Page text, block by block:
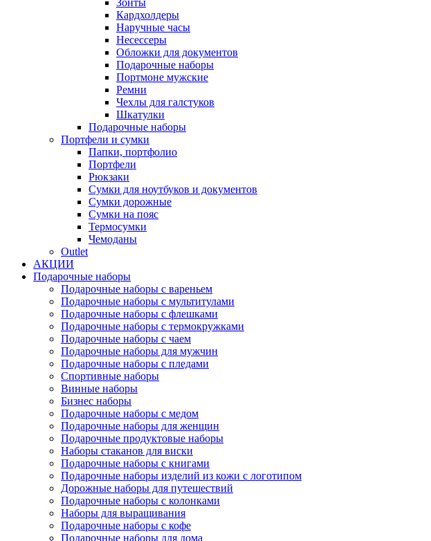
Зонты
Кардхолдеры
Наручные часы
Несессеры
Обложки для документов
Подарочные наборы
Портмоне мужские
Ремни
Чехлы для галстуков
Шкатулки
Подарочные наборы
Портфели и сумки
Папки, портфолио
Портфели
Рюкзаки
Сумки для ноутбуков и документов
Сумки дорожные
Сумки на пояс
Термосумки
Чемоданы
Outlet
АКЦИИ
Подарочные наборы
Подарочные наборы с вареньем
Подарочные наборы с мультитулами
Подарочные наборы с флешками
Подарочные наборы с термокружками
Подарочные наборы с чаем
Подарочные наборы для мужчин
Подарочные наборы с пледами
Спортивные наборы
Винные наборы
Бизнес наборы
Подарочные наборы с медом
Подарочные наборы для женщин
Подарочные продуктовые наборы
Наборы стаканов для виски
Подарочные наборы с книгами
Подарочные наборы изделий из кожи с логотипом
Дорожные наборы для путешествий
Подарочные наборы с колонками
Наборы для выращивания
Подарочные наборы с кофе
Подарочные наборы для дома